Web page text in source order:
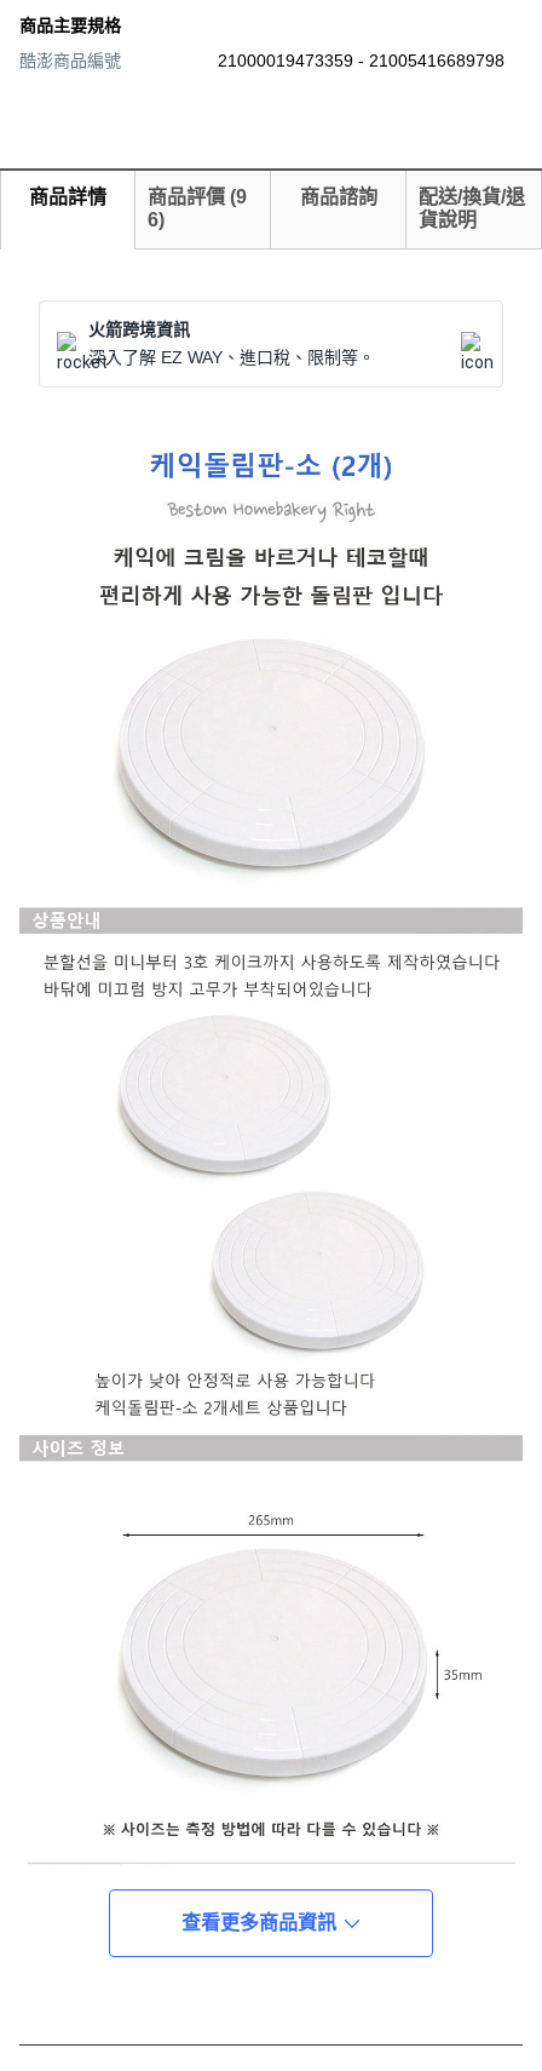
商品主要規格
酷澎商品編號
21000019473359 - 21005416689798
商品詳情 商品評價 (9
6)
商品諮詢
配送/換貨/退
貨說明
火箭跨境資訊
深入了解 EZ WAY、進口稅、限制等。
查看更多商品資訊